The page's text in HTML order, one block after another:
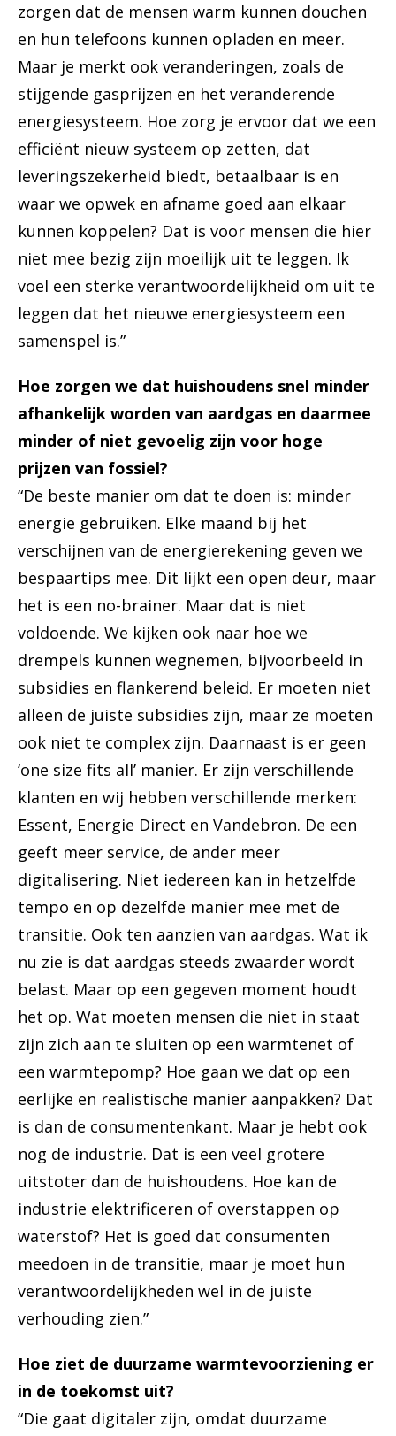
zorgen dat de mensen warm kunnen douchen
en hun telefoons kunnen opladen en meer.
Maar je merkt ook veranderingen, zoals de
stijgende gasprijzen en het veranderende
energiesysteem. Hoe zorg je ervoor dat we een
efficiënt nieuw systeem op zetten, dat
leveringszekerheid biedt, betaalbaar is en
waar we opwek en afname goed aan elkaar
kunnen koppelen? Dat is voor mensen die hier
niet mee bezig zijn moeilijk uit te leggen. Ik
voel een sterke verantwoordelijkheid om uit te
leggen dat het nieuwe energiesysteem een
samenspel is.”
Hoe zorgen we dat huishoudens snel minder
afhankelijk worden van aardgas en daarmee
minder of niet gevoelig zijn voor hoge
prijzen van fossiel?
“De beste manier om dat te doen is: minder
energie gebruiken. Elke maand bij het
verschijnen van de energierekening geven we
bespaartips mee. Dit lijkt een open deur, maar
het is een no-brainer. Maar dat is niet
voldoende. We kijken ook naar hoe we
drempels kunnen wegnemen, bijvoorbeeld in
subsidies en flankerend beleid. Er moeten niet
alleen de juiste subsidies zijn, maar ze moeten
ook niet te complex zijn. Daarnaast is er geen
‘one size fits all’ manier. Er zijn verschillende
klanten en wij hebben verschillende merken:
Essent, Energie Direct en Vandebron. De een
geeft meer service, de ander meer
digitalisering. Niet iedereen kan in hetzelfde
tempo en op dezelfde manier mee met de
transitie. Ook ten aanzien van aardgas. Wat ik
nu zie is dat aardgas steeds zwaarder wordt
belast. Maar op een gegeven moment houdt
het op. Wat moeten mensen die niet in staat
zijn zich aan te sluiten op een warmtenet of
een warmtepomp? Hoe gaan we dat op een
eerlijke en realistische manier aanpakken? Dat
is dan de consumentenkant. Maar je hebt ook
nog de industrie. Dat is een veel grotere
uitstoter dan de huishoudens. Hoe kan de
industrie elektrificeren of overstappen op
waterstof? Het is goed dat consumenten
meedoen in de transitie, maar je moet hun
verantwoordelijkheden wel in de juiste
verhouding zien.”
Hoe ziet de duurzame warmtevoorziening er
in de toekomst uit?
“Die gaat digitaler zijn, omdat duurzame